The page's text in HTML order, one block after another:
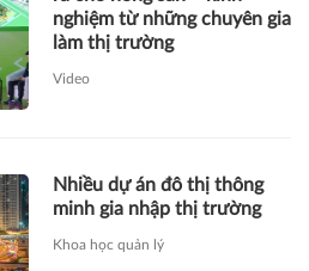
nghiệm từ những chuyên gia
làm thị trường
Video
Nhiều dự án đô thị thông
minh gia nhập thị trường
Khoa học quản lý